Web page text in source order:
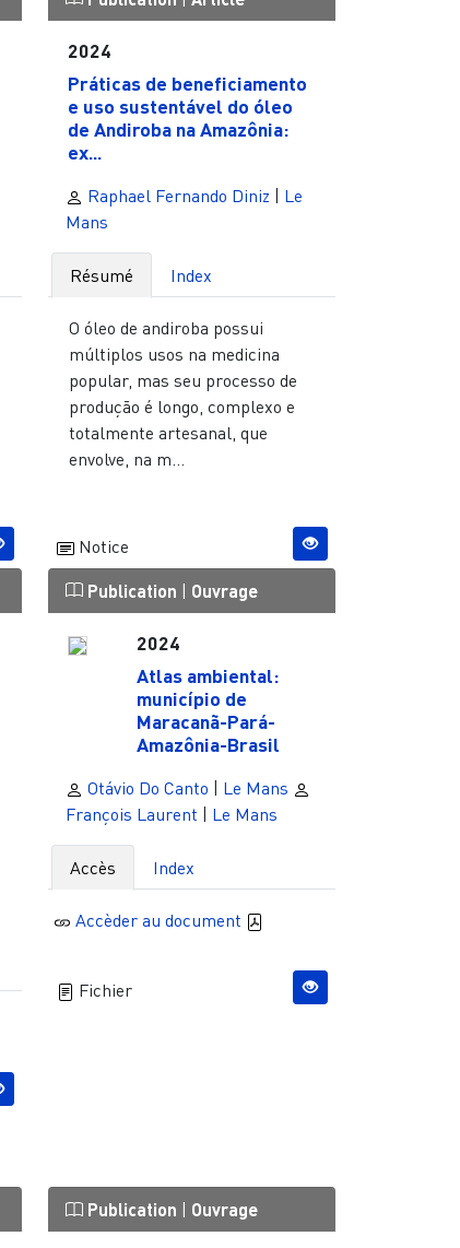
2024
Práticas de beneficiamento
e uso sustentável do óleo
de Andiroba na Amazônia:
ex...
Raphael Fernando Diniz | Le
Mans
Résumé Index
O óleo de andiroba possui
múltiplos usos na medicina
popular, mas seu processo de
produção é longo, complexo e
totalmente artesanal, que
envolve, na m...
Notice
Publication | Ouvrage
2024
Atlas ambiental:
município de
Maracanã-Pará-
Amazônia-Brasil
Otávio Do Canto | Le Mans
François Laurent | Le Mans
Accès Index
Accèder au document
Fichier
Publication | Ouvrage